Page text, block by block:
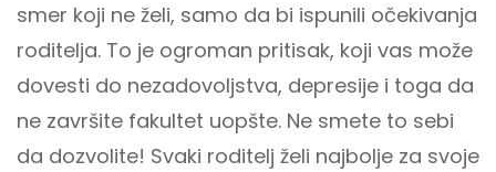
smer koji ne želi, samo da bi ispunili očekivanja
roditelja. To je ogroman pritisak, koji vas može
dovesti do nezadovoljstva, depresije i toga da
ne završite fakultet uopšte. Ne smete to sebi
da dozvolite! Svaki roditelj želi najbolje za svoje